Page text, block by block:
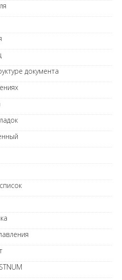
документа